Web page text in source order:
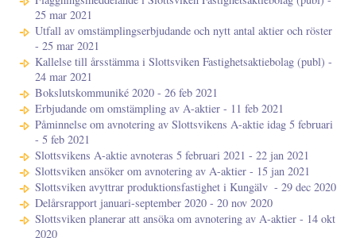
25 mar 2021
Utfall av omstämplingserbjudande och nytt antal aktier och röster
- 25 mar 2021
Kallelse till årsstämma i Slottsviken Fastighetsaktiebolag (publ) -
24 mar 2021
Bokslutskommuniké 2020 - 26 feb 2021
Erbjudande om omstämpling av A-aktier - 11 feb 2021
Påminnelse om avnotering av Slottsvikens A-aktie idag 5 februari
- 5 feb 2021
Slottsvikens A-aktie avnoteras 5 februari 2021 - 22 jan 2021
Slottsviken ansöker om avnotering av A-aktier - 15 jan 2021
Slottsviken avyttrar produktionsfastighet i Kungälv ​​​​​​​ - 29 dec 2020
Delårsrapport januari-september 2020 - 20 nov 2020
Slottsviken planerar att ansöka om avnotering av A-aktier - 14 okt
2020